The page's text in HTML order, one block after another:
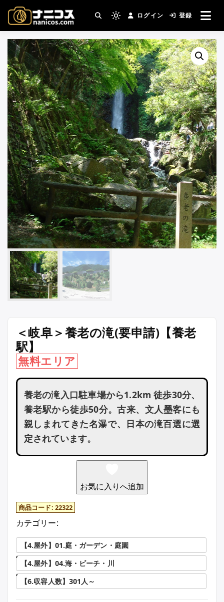
テ
ツ
へ
ス
キ
ッ
プ
nanicos－コスプレイヤ
ーさんとカメラマンさん
がつながるコスプレ撮影
サイト
撮影場所・スタジオがすぐ見つかる。コスプ
レ撮影主催者の強い味方！
Light
mode
(click
to
switch
to
dark)
ログイン 登録
＜岐阜＞養老の滝(要申請)【養老
駅】
無料エリア
養⽼の滝⼊⼝駐⾞場から1.2km 徒歩30分、
養老駅から徒歩50分。古来、文人墨客にも
親しまれてきた名瀑で、日本の滝百選に選
定されています。
お気に入りへ追加
商品コード: 22322
カテゴリー:
【4.屋外】01.庭・ガーデン・庭園
,
【4.屋外】04.海・ビーチ・川
,
【6.収容人数】301人～